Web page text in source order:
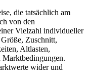
die tatsächlich am
von den
Vielzahl individueller
Zuschnitt,
Altlasten,
Marktbedingungen.
wider und